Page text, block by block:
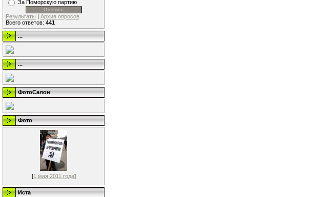
За Поморскую партию
Результаты | Архив опросов
Всего ответов: 441
...
...
ФотоСалон
Фото
[1 мая 2011 года]
Иста